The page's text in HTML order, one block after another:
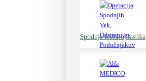
Spodnja blefaroplastika